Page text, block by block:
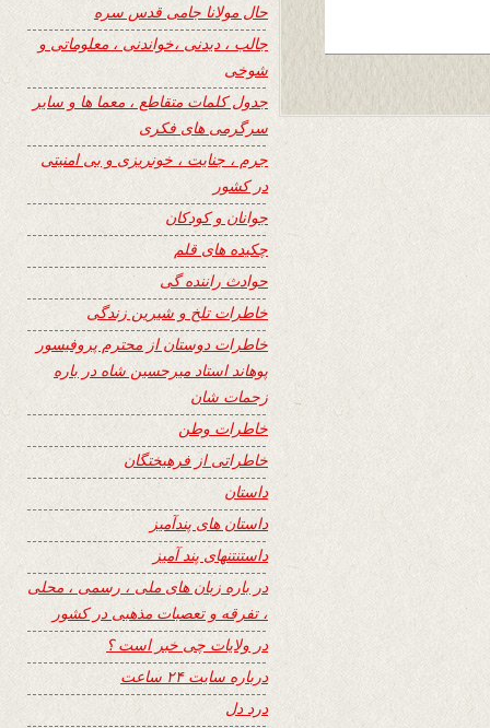
حال مولانا جامی قدس سره
جالب ، دیدنی ،خواندنی ، معلوماتی و
شوخی
جدول کلمات متقاطع ، معما ها و سایر
سرگرمی های فکری
جرم ، جنایت ، خونریزی و بی امنیتی
در کشور
جوانان و کودکان
چکیده های قلم
حوادث راننده گی
خاطرات تلخ و شیرین زندگی
خاطرات دوستان از محترم پروفیسور
پوهاند استاد میرحسین شاه در باره
زحمات شان
خاطرات وطن
خاطراتی از فرهیختگان
داستان
داستان های پندآمیز
داستنتنهای پند آمیز
در باره زبان های ملی ، رسمی ، محلی
، تفرقه و تعصبات مذهبی در کشور
در ولایات چی خبر است ؟
درباره سایت ۲۴ ساعت
درد دل